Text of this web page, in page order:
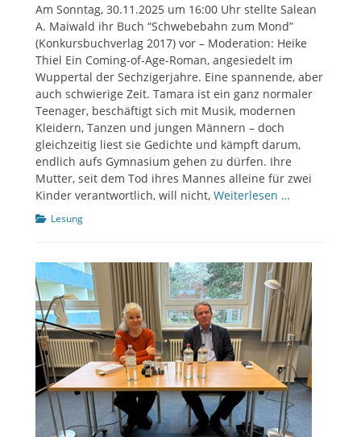
Am Sonntag, 30.11.2025 um 16:00 Uhr stellte Salean
A. Maiwald ihr Buch “Schwebebahn zum Mond”
(Konkursbuchverlag 2017) vor – Moderation: Heike
Thiel Ein Coming-of-Age-Roman, angesiedelt im
Wuppertal der Sechzigerjahre. Eine spannende, aber
auch schwierige Zeit. Tamara ist ein ganz normaler
Teenager, beschäftigt sich mit Musik, modernen
Kleidern, Tanzen und jungen Männern – doch
gleichzeitig liest sie Gedichte und kämpft darum,
endlich aufs Gymnasium gehen zu dürfen. Ihre
Mutter, seit dem Tod ihres Mannes alleine für zwei
Kinder verantwortlich, will nicht, Weiterlesen …
Kategorien
Lesung